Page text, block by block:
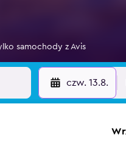
samochody z Avis
czw. 13.8.